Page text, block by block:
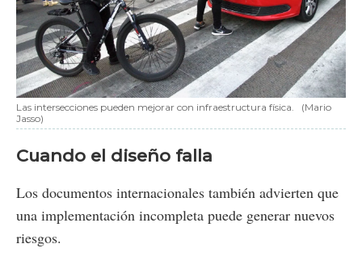
Las intersecciones pueden mejorar con infraestructura física.
(Mario
Jasso)
Cuando el diseño falla
Los documentos internacionales también advierten que
una implementación incompleta puede generar nuevos
riesgos.